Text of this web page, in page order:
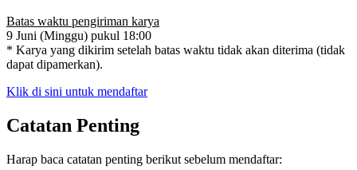
Batas waktu pengiriman karya
9 Juni (Minggu) pukul 18:00
* Karya yang dikirim setelah batas waktu tidak akan diterima (tidak
dapat dipamerkan).
Klik di sini untuk mendaftar
Catatan Penting
Harap baca catatan penting berikut sebelum mendaftar: